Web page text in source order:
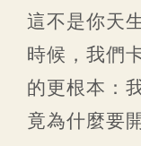
這不是你天
時候，我們
的更根本：
竟為什麼要